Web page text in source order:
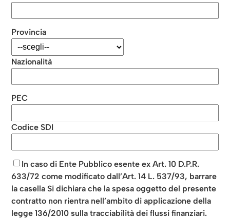
Provincia
Nazionalità
PEC
Codice SDI
In caso di Ente Pubblico esente ex Art. 10 D.P.R.
633/72 come modificato dall’Art. 14 L. 537/93, barrare
la casella Si dichiara che la spesa oggetto del presente
contratto non rientra nell’ambito di applicazione della
legge 136/2010 sulla tracciabilità dei flussi finanziari.